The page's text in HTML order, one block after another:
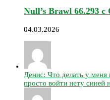
Null’s Brawl 66.293
04.03.2026
Денис: Что делать у меня
просто войти нету синей